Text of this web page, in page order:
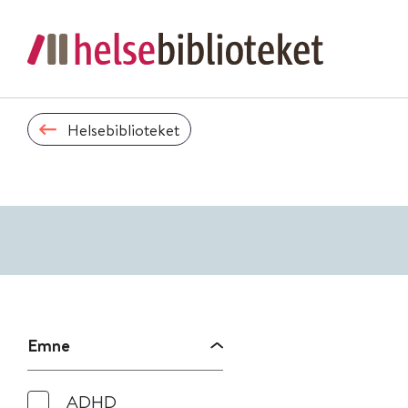
Helsebiblioteket
Emne
ADHD